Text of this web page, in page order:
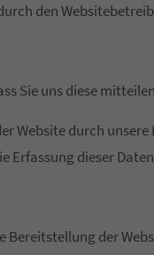
den
Sie uns diese
Website durch
Erfassung dieser
Bereitstellung der